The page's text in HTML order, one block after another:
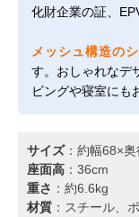
化財企業の証、
メッシュ構造の
す。おしゃれなデ
ビングや寝室にも
サイズ：約幅68×奥
座面高 ：36cm
重さ ：約6.6kg
材質 ：スチール、